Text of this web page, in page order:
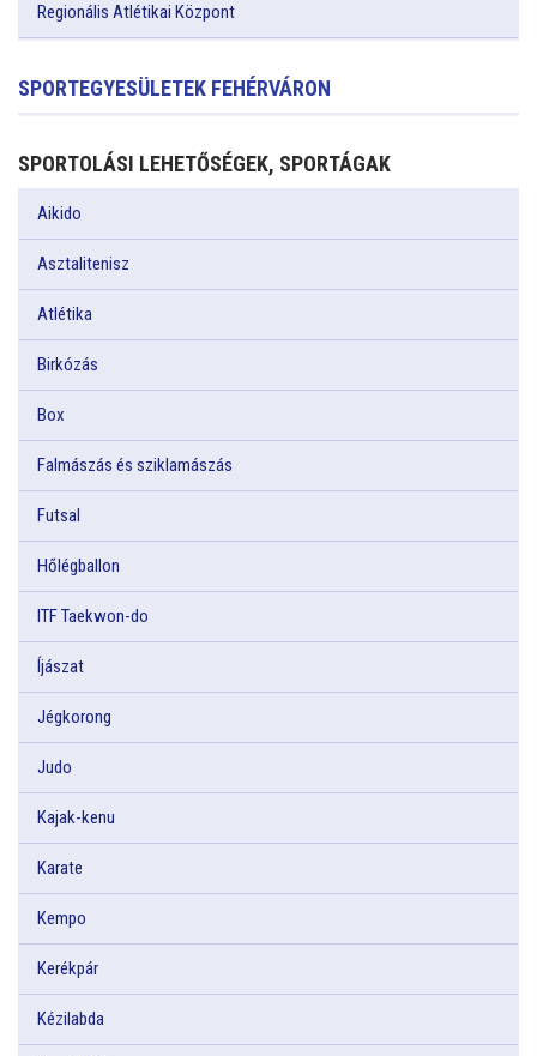
Regionális Atlétikai Központ
SPORTEGYESÜLETEK FEHÉRVÁRON
SPORTOLÁSI LEHETŐSÉGEK, SPORTÁGAK
Aikido
Asztalitenisz
Atlétika
Birkózás
Box
Falmászás és sziklamászás
Futsal
Hőlégballon
ITF Taekwon-do
Íjászat
Jégkorong
Judo
Kajak-kenu
Karate
Kempo
Kerékpár
Kézilabda